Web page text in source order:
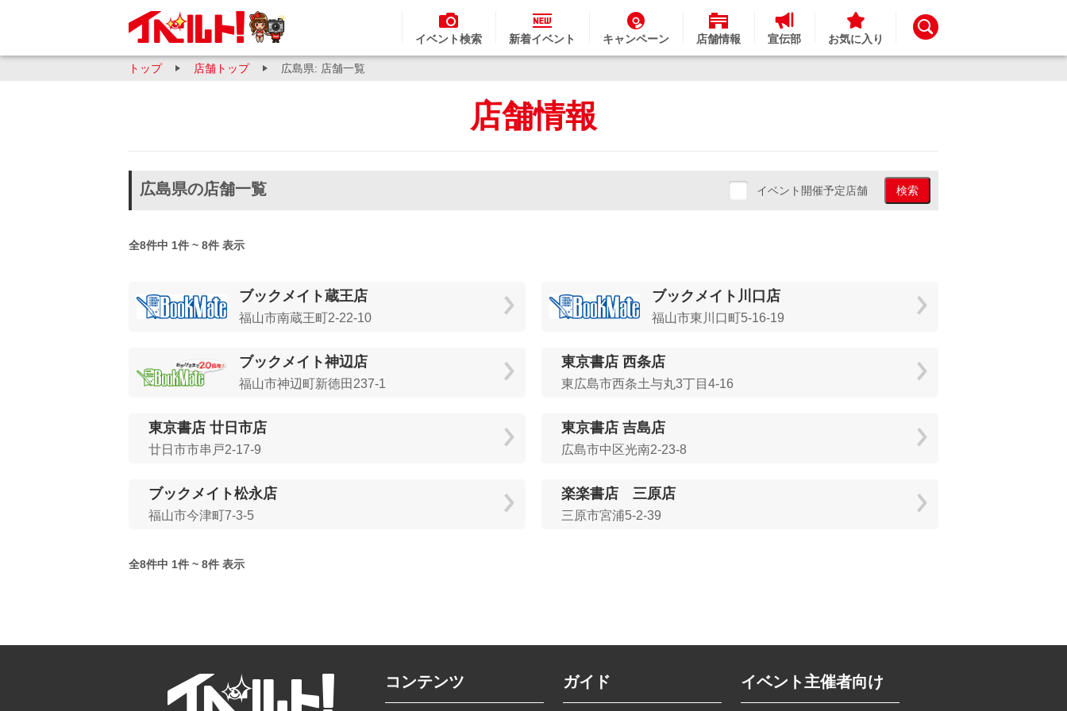
イベント検索 新着イベント キャンペーン 店舗情報 宣伝部 お気に入り
トップ 店舗トップ 広島県: 店舗一覧
店舗情報
広島県の店舗一覧 イベント開催予定店舗 検索
全8件中 1件 ~ 8件 表示
ブックメイト蔵王店
福山市南蔵王町2-22-10
ブックメイト川口店
福山市東川口町5-16-19
ブックメイト神辺店
福山市神辺町新徳田237-1
東京書店 西条店
東広島市西条土与丸3丁目4-16
東京書店 廿日市店
廿日市市串戸2-17-9
東京書店 吉島店
広島市中区光南2-23-8
ブックメイト松永店
福山市今津町7-3-5
楽楽書店 三原店
三原市宮浦5-2-39
全8件中 1件 ~ 8件 表示
コンテンツ ガイド イベント主催者向け